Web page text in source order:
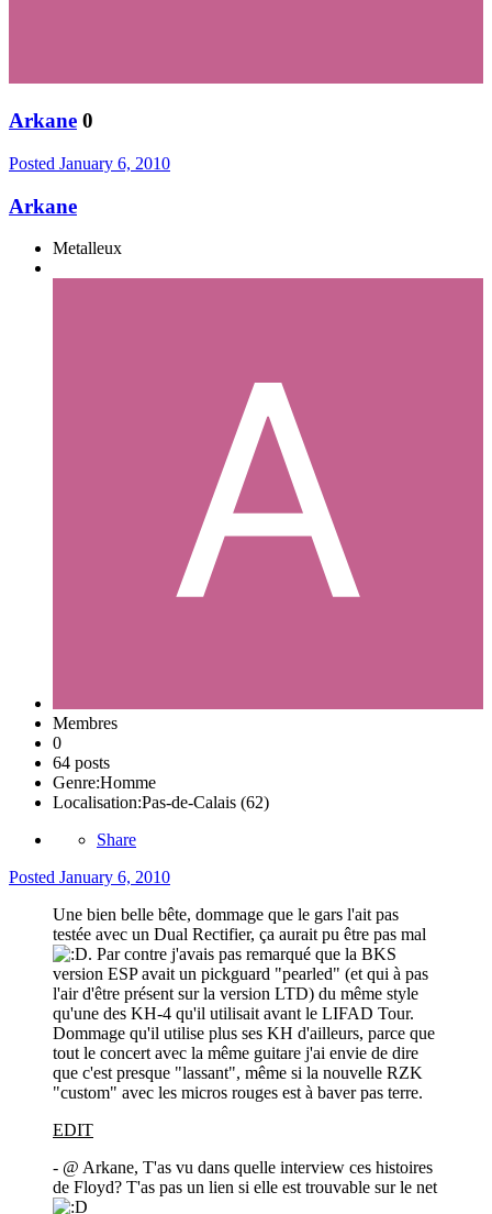
Arkane 0
Posted January 6, 2010
Arkane
Metalleux
Membres
0
64 posts
Genre:Homme
Localisation:Pas-de-Calais (62)
Share
Posted January 6, 2010
Une bien belle bête, dommage que le gars l'ait pas
testée avec un Dual Rectifier, ça aurait pu être pas mal
. Par contre j'avais pas remarqué que la BKS
version ESP avait un pickguard "pearled" (et qui à pas
l'air d'être présent sur la version LTD) du même style
qu'une des KH-4 qu'il utilisait avant le LIFAD Tour.
Dommage qu'il utilise plus ses KH d'ailleurs, parce que
tout le concert avec la même guitare j'ai envie de dire
que c'est presque "lassant", même si la nouvelle RZK
"custom" avec les micros rouges est à baver pas terre.
EDIT
- @ Arkane, T'as vu dans quelle interview ces histoires
de Floyd? T'as pas un lien si elle est trouvable sur le net